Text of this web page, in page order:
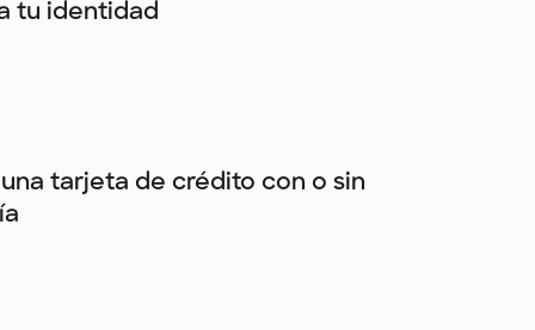
tu identidad
tarjeta de crédito con o sin